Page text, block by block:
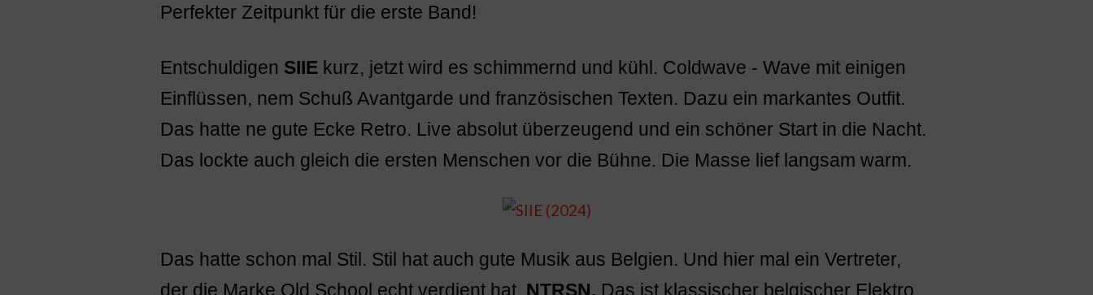
Perfekter Zeitpunkt für die erste Band!
Entschuldigen SIIE kurz, jetzt wird es schimmernd und kühl. Coldwave - Wave mit einigen
Einflüssen, nem Schuß Avantgarde und französischen Texten. Dazu ein markantes Outfit.
Das hatte ne gute Ecke Retro. Live absolut überzeugend und ein schöner Start in die Nacht.
Das lockte auch gleich die ersten Menschen vor die Bühne. Die Masse lief langsam warm.
Das hatte schon mal Stil. Stil hat auch gute Musik aus Belgien. Und hier mal ein Vertreter,
der die Marke Old School echt verdient hat. NTRSN. Das ist klassischer belgischer Elektro